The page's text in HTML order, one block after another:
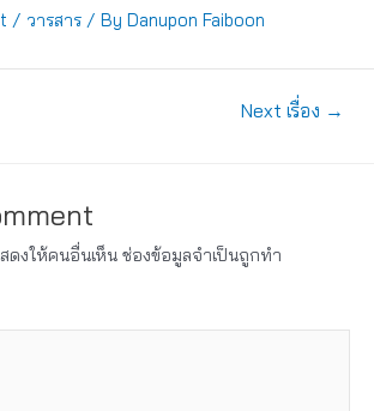
/ วารสาร / By Danupon Faiboon
Next เรื่อง →
ดงให้คนอื่นเห็น ช่องข้อมูลจำเป็นถูกทำ